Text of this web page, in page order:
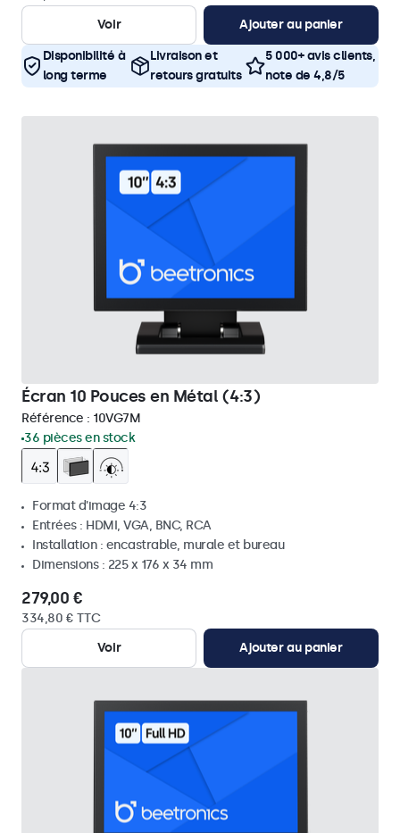
Voir
Ajouter au panier
Disponibilité à
long terme
Livraison et
retours gratuits
5 000+ avis clients,
note de 4,8/5
Écran 10 Pouces en Métal (4:3)
Référence : 10VG7M
36 pièces en stock
Format d'image 4:3
Entrées : HDMI, VGA, BNC, RCA
Installation : encastrable, murale et bureau
Dimensions : 225 x 176 x 34 mm
279,00 €
334,80 € TTC
Voir
Ajouter au panier